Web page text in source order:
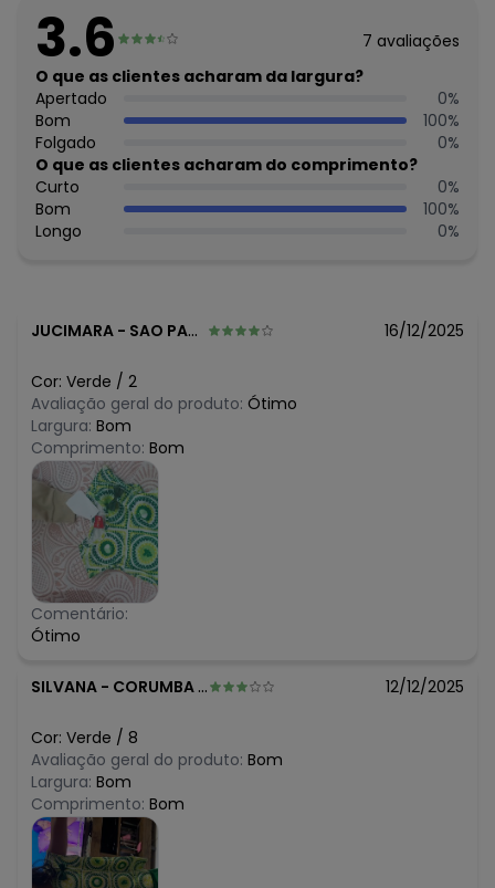
conservação do produto, lavar à mão com sabão neutro.
Evite deixar as peças de molho para não desbotá-las e
nem manchá-las. Passar até 110º.
Tecido: Blusa em malha. Short em
Composição: Blusa 95%Algodao 5%Elastano, Short
100%Algodao
Histórico de preços
O preço apresentado abaixo é o menor oferecido em
algum dia do mês, para o menor tamanho disponível.
maio/2026 R$ 27,96
abril/2026 R$ 27,96
fevereiro/2026
3.6 7 avaliações
O que as clientes acharam da largura?
Apertado
0%
Bom
100%
Folgado
0%
O que as clientes acharam do comprimento?
Curto
0%
Bom
100%
Longo
0%
JUCIMARA - SAO PAULO - SP 16/12/2025
Cor: Verde / 2
Avaliação geral do produto: Ótimo
Largura: Bom
Comprimento: Bom
Comentário:
Ótimo
SILVANA - CORUMBA - MS 12/12/2025
Cor: Verde / 8
Avaliação geral do produto: Bom
Largura: Bom
Comprimento: Bom